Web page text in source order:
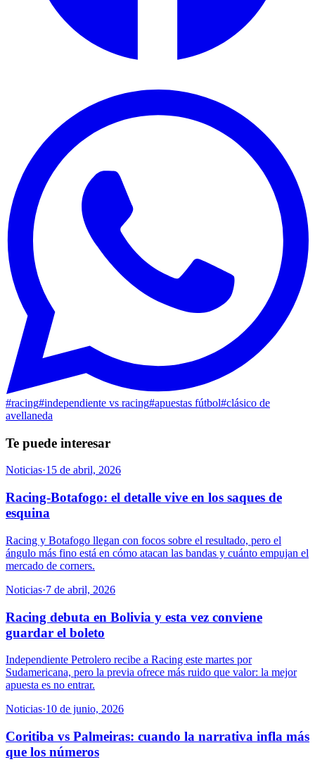
#racing#independiente vs racing#apuestas fútbol#clásico de
avellaneda
Te puede interesar
Noticias·15 de abril, 2026
Racing-Botafogo: el detalle vive en los saques de
esquina
Racing y Botafogo llegan con focos sobre el resultado, pero el
ángulo más fino está en cómo atacan las bandas y cuánto empujan el
mercado de corners.
Noticias·7 de abril, 2026
Racing debuta en Bolivia y esta vez conviene
guardar el boleto
Independiente Petrolero recibe a Racing este martes por
Sudamericana, pero la previa ofrece más ruido que valor: la mejor
apuesta es no entrar.
Noticias·10 de junio, 2026
Coritiba vs Palmeiras: cuando la narrativa infla más
que los números